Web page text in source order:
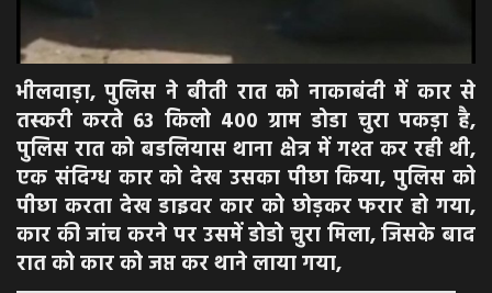
भीलवाड़ा, पुलिस ने बीती रात को नाकाबंदी में कार से
तस्करी करते 63 किलो 400 ग्राम डोडा चुरा पकड़ा है,
पुलिस रात को बडलियास थाना क्षेत्र में गश्त कर रही थी,
एक संदिग्ध कार को देख उसका पीछा किया, पुलिस को
पीछा करता देख डाइवर कार को छोड़कर फरार हो गया,
कार की जांच करने पर उसमें डोडो चुरा मिला, जिसके बाद
रात को कार को जप्त कर थाने लाया गया,